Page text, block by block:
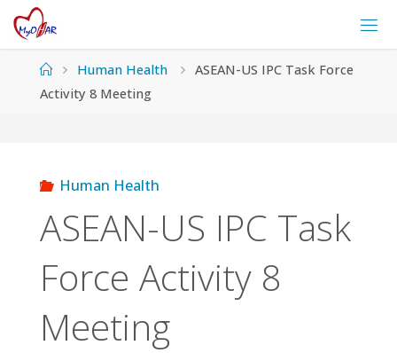
Skip
contentHomeHuman Health
ASEAN-US IPC Task Force
Activity 8 Meeting
Human Health
ASEAN-US IPC Task
Force Activity 8
Meeting